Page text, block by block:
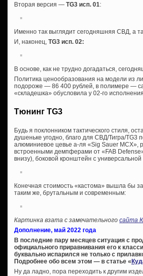
Вторая версия — TG3 исп. 01:
Именно так выглядит сегодняшняя СВД, а
И, наконец, TG3 исп. 02:
В основе, как не трудно догадаться,
Политика ценообразования на модели из
подороже — 86 400 рублей, в полимере —
«складешка» обусловила у 02-го
Тюнинг TG3
Будь я поклонником тактического стиля,
душеньке угодно, благо для СВД/Тигра/
алюминиевое цевье а-ля «Sig Sauer MCX»,
встроенными демпферами от «FAB
внизу), боковой кронштейн с
Конечная стоимость «кастома» вышла бы
таким же, брутальным и современным:
Картинка взата с замечательного сайта
Дополнение, май 2022 года
В последние пару месяцев ситуация с
официального приравнивания его к
буквально испарился не только с
Подробнее обо всем этом — в статье «
Ну да ладно, пора переходить к другим